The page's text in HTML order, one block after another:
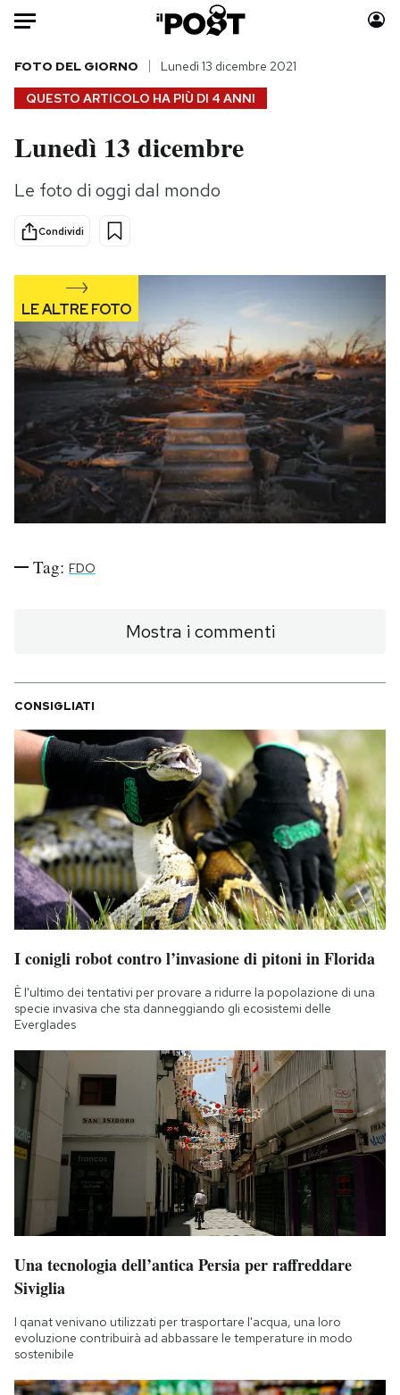
Auto
HOME
Italia
Politica
Tecnologia
Scienza
Cultura
Economia
Sport
Moda
Media
Europa
Altrecose
Mondiali calcio 2026
PODCAST
NEWSLETTER
AREA PERSONALE
Area Personale
Notifiche mobile
Regala il Post
Hai bisogno di aiuto?
Esci
QUESTO ARTICOLO HA PIÙ DI 4 ANNI
FOTO DEL GIORNO Lunedì 13 dicembre 2021
Lunedì 13 dicembre
Le foto di oggi dal mondo
Condividi
Tag: FDO
Mostra i commenti
CONSIGLIATI
I conigli robot contro l’invasione di pitoni in Florida
È l'ultimo dei tentativi per provare a ridurre la popolazione di una
specie invasiva che sta danneggiando gli ecosistemi delle
Everglades
Una tecnologia dell’antica Persia per raffreddare
Siviglia
I qanat venivano utilizzati per trasportare l'acqua, una loro
evoluzione contribuirà ad abbassare le temperature in modo
sostenibile